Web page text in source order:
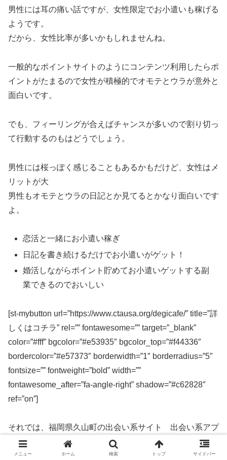
男性には耳の痛い話ですが、女性限定でお小遣いも稼げる
ようです。
だから、女性比率が多いかもしれませんね。
一般的なポイントサイトのようにコンテンツ利用したらポ
イントがたまるので女性が積極的でオモテとウラが意外と
面白いです。
でも、フィーリングが合えばチャンスが多いので割り切っ
て行動するのもはどうでしょう。
男性には桜っぽく感じることもあるかもだけど、女性はメ
リットが大
男性もオモテとウラの日記とか見てるとかなり面白いです
よ。
恋活と一緒にお小遣い稼ぎ
日記を書き続けるだけでお小遣いがゲット！
婚活しながらポイント貯めてお小遣いゲットする副
業できるのでおいしい
[st-mybutton url=”https://www.ctausa.org/degicafe/” title=”詳
しくはコチラ” rel=”” fontawesome=”” target=”_blank”
color=”#fff” bgcolor=”#e53935″ bgcolor_top=”#f44336″
bordercolor=”#e57373″ borderwidth=”1″ borderradius=”5″
fontsize=”” fontweight=”bold” width=””
fontawesome_after=”fa-angle-right” shadow=”#c62828″
ref=”on”]
それでは、福岡県久山町の出会い系サイト 出会い系アプ
リを実際に使ってみた感想などを解説します。
メニュー ホーム 検索 トップ サイドバー